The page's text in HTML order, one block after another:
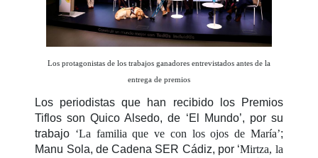
Los protagonistas de los trabajos ganadores entrevistados antes de la
entrega de premios
Los periodistas que han recibido los Premios
Tiflos son Quico Alsedo, de ‘El Mundo’, por su
trabajo ‘La familia que ve con los ojos de María’;
Manu Sola, de Cadena SER Cádiz, por ‘Mirtza, la